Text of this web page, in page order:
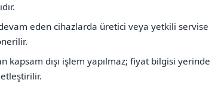
eden cihazlarda üretici veya yetkili servise
kapsam dışı işlem yapılmaz; fiyat bilgisi yerinde